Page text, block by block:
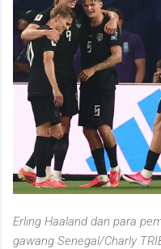
Erling Haaland dan para
gawang Senegal/Charly